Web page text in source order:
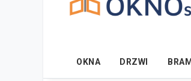
OKNA DRZWI